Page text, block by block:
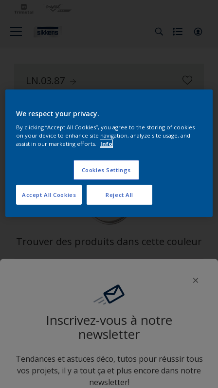
LN.03.87
Trouver des produits dans cette couleur
Inscrivez-vous à notre
newsletter
Tendances et astuces déco, tutos pour réussir tous
vos projets, il y a tout ça et plus encore dans notre
newsletter!
Application Sikkens Expert
Suivez Sikkens
We respect your privacy.
By clicking “Accept All Cookies”, you agree to the storing of cookies
on your device to enhance site navigation, analyze site usage, and
assist in our marketing efforts.
Info
Cookies Settings
Reject All
Accept All Cookies